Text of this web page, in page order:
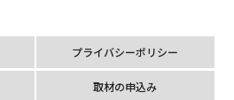
プライバシーポリシー
取材の申込み